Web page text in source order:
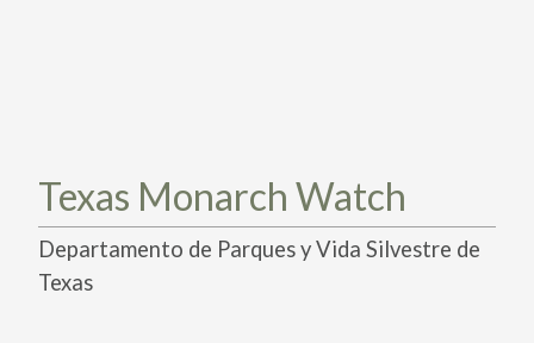
Texas Monarch Watch
Departamento de Parques y Vida Silvestre de
Texas